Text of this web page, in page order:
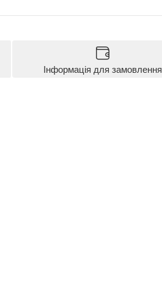
Інформація для замовлення